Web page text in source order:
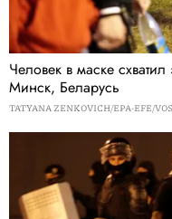
Человек в маске
Минск, Беларусь
TATYANA ZENKOVICH/EPA-EFE/